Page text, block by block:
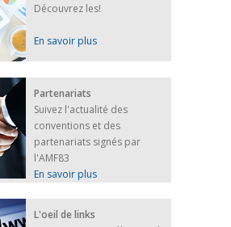
Découvrez les!
En savoir plus
Partenariats
Suivez l'actualité des
conventions et des
partenariats signés par
l'AMF83
En savoir plus
L'oeil de links